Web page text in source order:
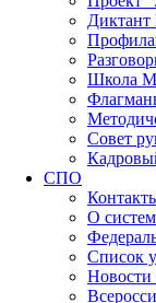
Школа
Совет
СПО
О
Список